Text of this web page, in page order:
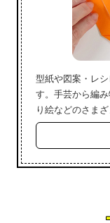
型紙や図案・レ
す。手芸から編
り絵などのさま